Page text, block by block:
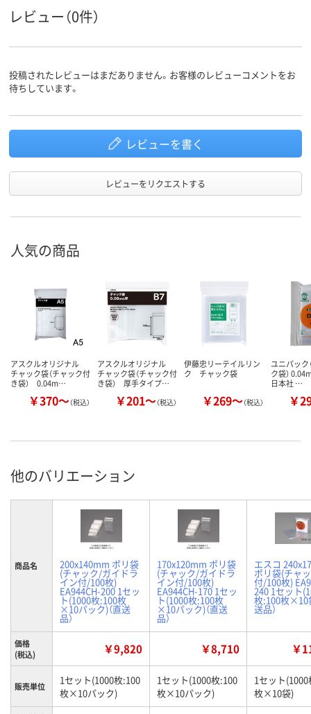
レビュー（0件）
投稿されたレビューはまだありません。お客様のレビューコメントをお
待ちしています。
レビューを書く
レビューをリクエストする
人気の商品
アスクルオリジナル
チャック袋（チャック付
き袋） 0.04m…
￥370～（税込）
アスクルオリジナル
チャック袋（チャック付
き袋） 厚手タイプ…
￥201～（税込）
伊藤忠リーテイルリン
ク チャック袋
￥269～（税込）
ユニパック
ク袋）
日本社 …
￥
他のバリエーション
商品名 200x140mm ポリ袋
(チャック/ガイドラ
イン付/100枚)
EA944CH-200 1セッ
ト(1000枚:100枚
×10パック)（直送
品）
170x120mm ポリ袋
(チャック/ガイドラ
イン付/100枚)
EA944CH-170 1セッ
ト(1000枚:100枚
×10パック)（直送
品）
エスコ
ポリ袋(チャ
付/100枚)
240 1セット
枚:100枚×10
送品）
価格
(税込)
￥9,820 ￥8,710 ￥
販売単位
1セット(1000枚:100
枚×10パック)
1セット(1000枚:100
枚×10パック)
1セット
枚×10袋)